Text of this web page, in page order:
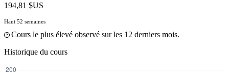
194,81 $US
Haut 52 semaines
Cours le plus élevé observé sur les 12 derniers mois.
Historique du cours